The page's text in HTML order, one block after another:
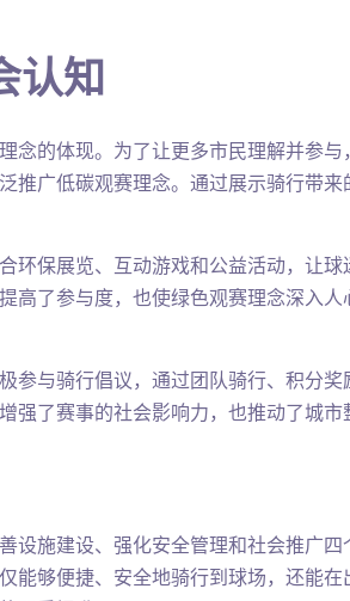
认知
念的体现。为了让更多市民理解并参
推广低碳观赛理念。通过展示骑行带
保展览、互动游戏和公益活动，让球
高了参与度，也使绿色观赛理念深入
参与骑行倡议，通过团队骑行、积分
强了赛事的社会影响力，也推动了城市
设施建设、强化安全管理和社会推广
能够便捷、安全地骑行到球场，还能